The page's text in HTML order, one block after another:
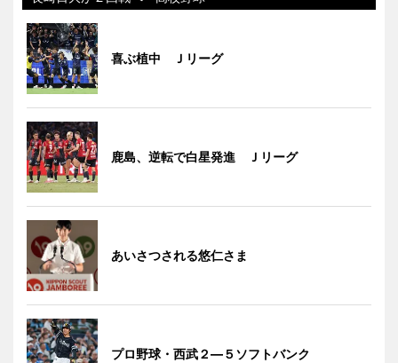
喜ぶ植中 Ｊリーグ
鹿島、逆転で白星発進 Ｊリーグ
あいさつされる悠仁さま
プロ野球・西武２―５ソフトバンク